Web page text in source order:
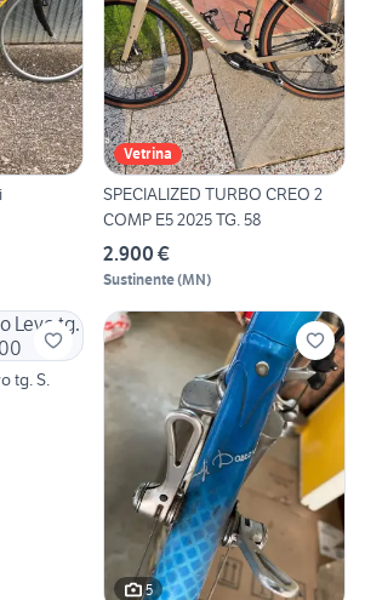
Vetrina
SPECIALIZED TURBO CREO 2
COMP E5 2025 TG. 58
2.900 €
Sustinente(MN)
tg. S.
5